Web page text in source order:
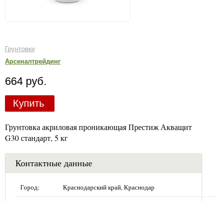
Грунтовки
Арсеналтрейдинг
664 руб.
Купить
Грунтовка акриловая проникающая Престиж Акващит
G30 стандарт, 5 кг
Контактные данные
Город: Краснодарский край, Краснодар